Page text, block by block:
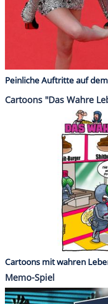
Peinliche Auftritte auf
Cartoons "Das Wahre
Cartoons mit wahren
Memo-Spiel